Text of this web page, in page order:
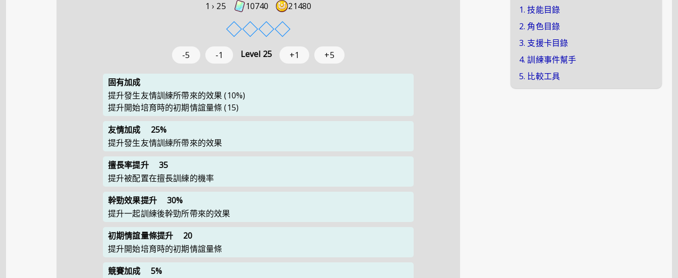
1 › 25 10740 21480
◇◇◇◇
-5 -1 Level 25 +1 +5
固有加成
提升發生友情訓練所帶來的效果 (10%)
提升開始培育時的初期情誼量條 (15)
友情加成
25%
提升發生友情訓練所帶來的效果
擅長率提升
35
提升被配置在擅長訓練的機率
幹勁效果提升
30%
提升一起訓練後幹勁所帶來的效果
初期情誼量條提升
20
提升開始培育時的初期情誼量條
競賽加成
5%
1. 技能目錄
2. 角色目錄
3. 支援卡目錄
4. 訓練事件幫手
5. 比較工具